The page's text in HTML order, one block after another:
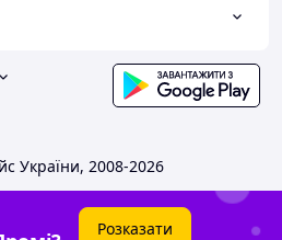
України, 2008-2026
Розказати